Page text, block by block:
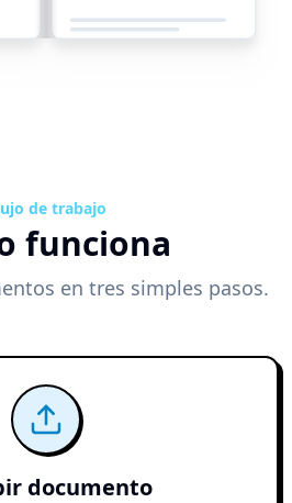
de trabajo
funciona
en tres simples pasos.
documento